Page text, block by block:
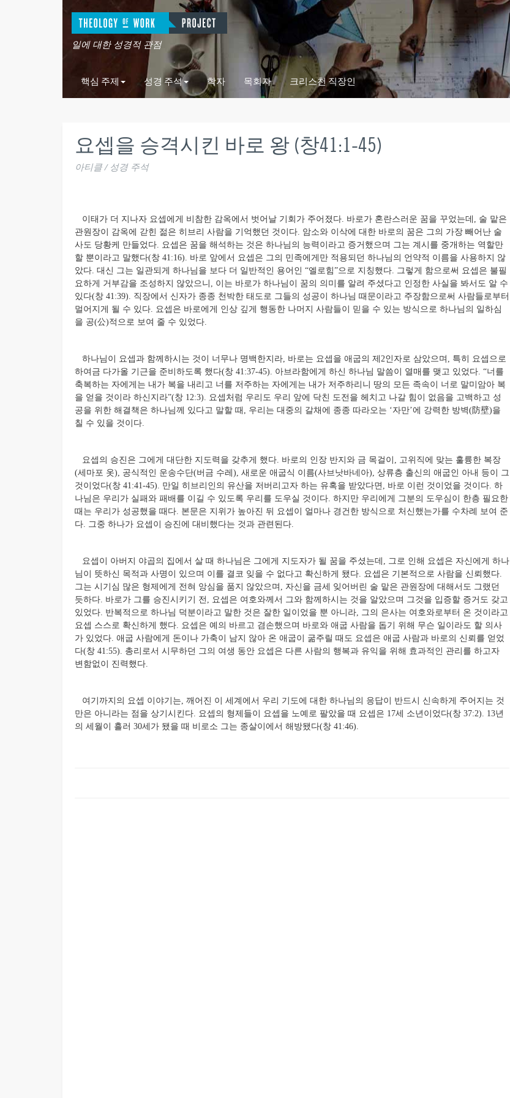
일에 대한 성경적 관점
핵심 주제 성경 주석 학자 목회자 크리스천 직장인
요셉을 승격시킨 바로 왕 (창41:1-45)
아티클 / 성경 주석
이태가 더 지나자 요셉에게 비참한 감옥에서 벗어날 기회가 주어졌다. 바로가 혼란스러운 꿈을 꾸었는데, 술 맡은
관원장이 감옥에 갇힌 젊은 히브리 사람을 기억했던 것이다. 암소와 이삭에 대한 바로의 꿈은 그의 가장 빼어난 술
사도 당황케 만들었다. 요셉은 꿈을 해석하는 것은 하나님의 능력이라고 증거했으며 그는 계시를 중개하는 역할만
할 뿐이라고 말했다(창 41:16). 바로 앞에서 요셉은 그의 민족에게만 적용되던 하나님의 언약적 이름을 사용하지 않
았다. 대신 그는 일관되게 하나님을 보다 더 일반적인 용어인 “엘로힘”으로 지칭했다. 그렇게 함으로써 요셉은 불필
요하게 거부감을 조성하지 않았으니, 이는 바로가 하나님이 꿈의 의미를 알려 주셨다고 인정한 사실을 봐서도 알 수
있다(창 41:39). 직장에서 신자가 종종 천박한 태도로 그들의 성공이 하나님 때문이라고 주장함으로써 사람들로부터
멀어지게 될 수 있다. 요셉은 바로에게 인상 깊게 행동한 나머지 사람들이 믿을 수 있는 방식으로 하나님의 일하심
을 공(公)적으로 보여 줄 수 있었다.
하나님이 요셉과 함께하시는 것이 너무나 명백한지라, 바로는 요셉을 애굽의 제2인자로 삼았으며, 특히 요셉으로
하여금 다가올 기근을 준비하도록 했다(창 41:37-45). 아브라함에게 하신 하나님 말씀이 열매를 맺고 있었다. “너를
축복하는 자에게는 내가 복을 내리고 너를 저주하는 자에게는 내가 저주하리니 땅의 모든 족속이 너로 말미암아 복
을 얻을 것이라 하신지라”(창 12:3). 요셉처럼 우리도 우리 앞에 닥친 도전을 헤치고 나갈 힘이 없음을 고백하고 성
공을 위한 해결책은 하나님께 있다고 말할 때, 우리는 대중의 갈채에 종종 따라오는 ‘자만’에 강력한 방벽(防壁)을
칠 수 있을 것이다.
요셉의 승진은 그에게 대단한 지도력을 갖추게 했다. 바로의 인장 반지와 금 목걸이, 고위직에 맞는 훌륭한 복장
(세마포 옷), 공식적인 운송수단(버금 수레), 새로운 애굽식 이름(사브낫바네아), 상류층 출신의 애굽인 아내 등이 그
것이었다(창 41:41-45). 만일 히브리인의 유산을 저버리고자 하는 유혹을 받았다면, 바로 이런 것이었을 것이다. 하
나님은 우리가 실패와 패배를 이길 수 있도록 우리를 도우실 것이다. 하지만 우리에게 그분의 도우심이 한층 필요한
때는 우리가 성공했을 때다. 본문은 지위가 높아진 뒤 요셉이 얼마나 경건한 방식으로 처신했는가를 수차례 보여 준
다. 그중 하나가 요셉이 승진에 대비했다는 것과 관련된다.
요셉이 아버지 야곱의 집에서 살 때 하나님은 그에게 지도자가 될 꿈을 주셨는데, 그로 인해 요셉은 자신에게 하나
님이 뜻하신 목적과 사명이 있으며 이를 결코 잊을 수 없다고 확신하게 됐다. 요셉은 기본적으로 사람을 신뢰했다.
그는 시기심 많은 형제에게 전혀 앙심을 품지 않았으며, 자신을 금세 잊어버린 술 맡은 관원장에 대해서도 그랬던
듯하다. 바로가 그를 승진시키기 전, 요셉은 여호와께서 그와 함께하시는 것을 알았으며 그것을 입증할 증거도 갖고
있었다. 반복적으로 하나님 덕분이라고 말한 것은 잘한 일이었을 뿐 아니라, 그의 은사는 여호와로부터 온 것이라고
요셉 스스로 확신하게 했다. 요셉은 예의 바르고 겸손했으며 바로와 애굽 사람을 돕기 위해 무슨 일이라도 할 의사
가 있었다. 애굽 사람에게 돈이나 가축이 남지 않아 온 애굽이 굶주릴 때도 요셉은 애굽 사람과 바로의 신뢰를 얻었
다(창 41:55). 총리로서 시무하던 그의 여생 동안 요셉은 다른 사람의 행복과 유익을 위해 효과적인 관리를 하고자
변함없이 진력했다.
여기까지의 요셉 이야기는, 깨어진 이 세계에서 우리 기도에 대한 하나님의 응답이 반드시 신속하게 주어지는 것
만은 아니라는 점을 상기시킨다. 요셉의 형제들이 요셉을 노예로 팔았을 때 요셉은 17세 소년이었다(창 37:2). 13년
의 세월이 흘러 30세가 됐을 때 비로소 그는 종살이에서 해방됐다(창 41:46).